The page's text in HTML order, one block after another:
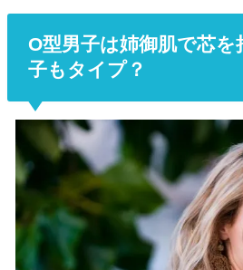
O型男子は姉御肌で芯を
子もタイプ？